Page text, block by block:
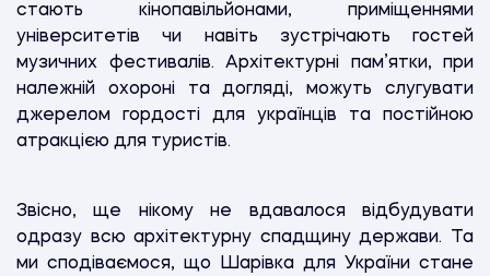
стають кінопавільйонами, приміщеннями
університетів чи навіть зустрічають гостей
музичних фестивалів. Архітектурні пам’ятки, при
належній охороні та догляді, можуть слугувати
джерелом гордості для українців та постійною
атракцією для туристів.
Звісно, ще нікому не вдавалося відбудувати
одразу всю архітектурну спадщину держави. Та
ми сподіваємося, що Шарівка для України стане